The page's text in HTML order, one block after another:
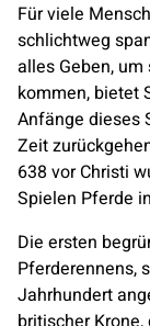
Für viele
schlichtweg
alles Geben,
kommen, bietet
Anfänge dieses
Zeit
638 vor Christi
Spielen Pferde
Die ersten
Pferderennens,
Jahrhundert